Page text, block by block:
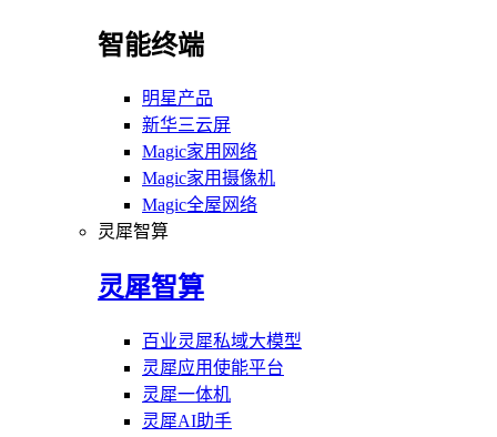
智能终端
明星产品
新华三云屏
Magic家用网络
Magic家用摄像机
Magic全屋网络
灵犀智算
灵犀智算
百业灵犀私域大模型
灵犀应用使能平台
灵犀一体机
灵犀AI助手